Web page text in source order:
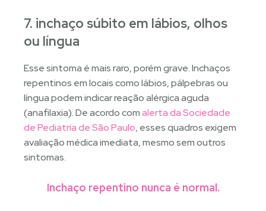
7. inchaço súbito em lábios, olhos
ou língua
Esse sintoma é mais raro, porém grave. Inchaços
repentinos em locais como lábios, pálpebras ou
língua podem indicar reação alérgica aguda
(anafilaxia). De acordo comalerta da Sociedade
de Pediatria de São Paulo, esses quadros exigem
avaliação médica imediata, mesmo sem outros
sintomas.
Inchaço repentino nunca é normal.